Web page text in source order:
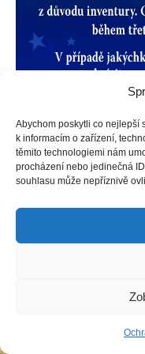
Abychom poskytli co nejlepší
k informacím o zařízení,
těmito technologiemi nám
procházení nebo jedinečná
souhlasu může nepříznivě
Copyright © Weiron